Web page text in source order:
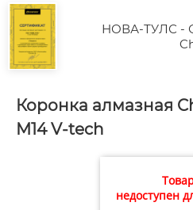
НОВА-ТУЛС -
Коронка алмазная
М14 V-tech
недоступен